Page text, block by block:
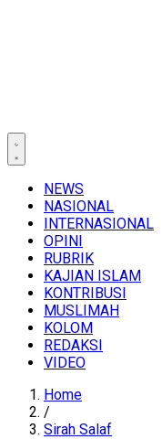
NEWS
NASIONAL
INTERNASIONAL
OPINI
RUBRIK
KAJIAN ISLAM
KONTRIBUSI
MUSLIMAH
KOLOM
REDAKSI
VIDEO
Home
/
Sirah Salaf